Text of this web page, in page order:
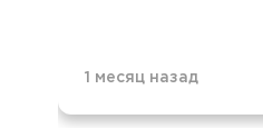
1 месяц назад